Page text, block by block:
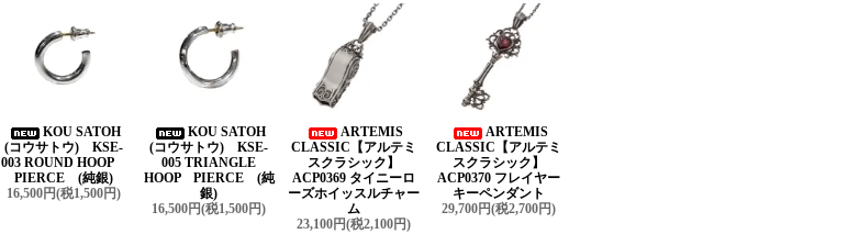
KOU SATOH
(コウサトウ) KSE-
003 ROUND HOOP
PIERCE (純銀)
16,500円(税1,500円)
KOU SATOH
(コウサトウ) KSE-
005 TRIANGLE
HOOP PIERCE (純
銀)
16,500円(税1,500円)
ARTEMIS
CLASSIC【アルテミ
スクラシック】
ACP0369 タイニーロ
ーズホイッスルチャー
ム
23,100円(税2,100円)
ARTEMIS
CLASSIC【アルテミ
スクラシック】
ACP0370 フレイヤー
キーペンダント
29,700円(税2,700円)